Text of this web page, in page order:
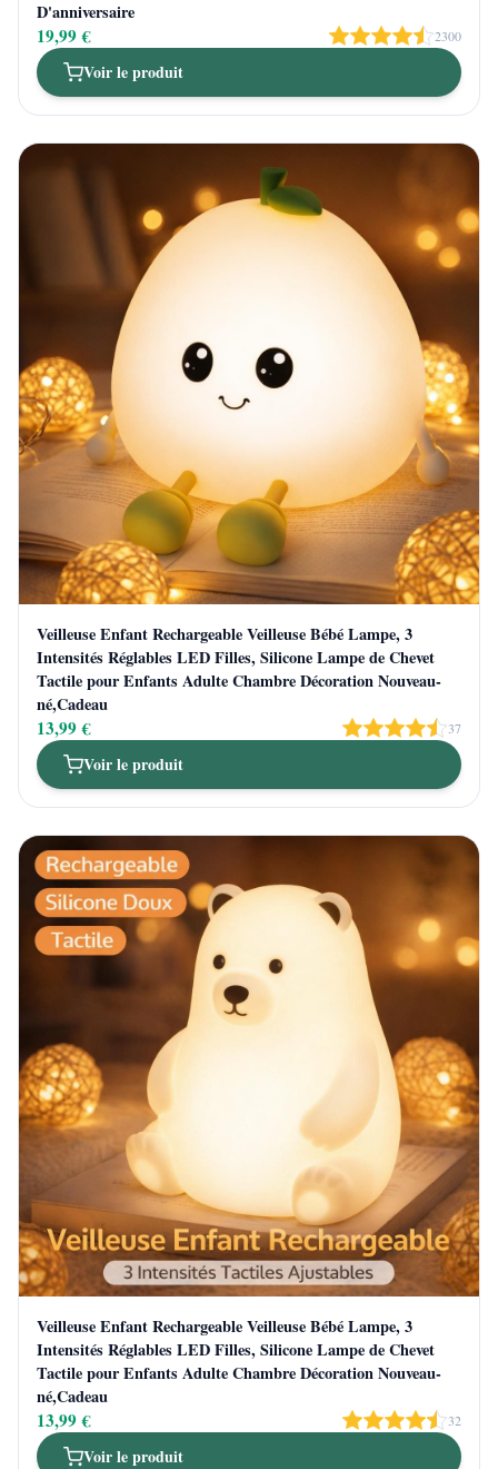
D'anniversaire
19,99 € 2300
Voir le produit
Veilleuse Enfant Rechargeable Veilleuse Bébé Lampe, 3
Intensités Réglables LED Filles, Silicone Lampe de Chevet
Tactile pour Enfants Adulte Chambre Décoration Nouveau-
né,Cadeau
13,99 € 37
Voir le produit
Veilleuse Enfant Rechargeable Veilleuse Bébé Lampe, 3
Intensités Réglables LED Filles, Silicone Lampe de Chevet
Tactile pour Enfants Adulte Chambre Décoration Nouveau-
né,Cadeau
13,99 € 32
Voir le produit